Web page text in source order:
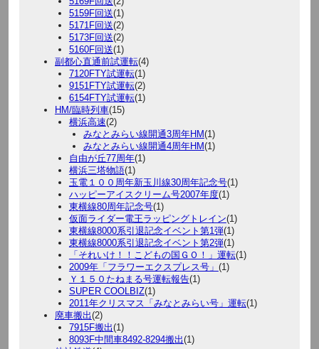
5159F回送(1)
5171F回送(2)
5173F回送(2)
5160F回送(1)
副都心直通前試運転(4)
7120FTY試運転(1)
9151FTY試運転(2)
6154FTY試運転(1)
HM/臨時列車(15)
横浜高速(2)
みなとみらい線開通3周年HM(1)
みなとみらい線開通4周年HM(1)
自由が丘77周年(1)
横浜三塔物語(1)
玉電１００周年新玉川線30周年記念号(1)
ハッピーアイスクリーム号2007年度(1)
東横線80周年記念号(1)
仮面ライダー電王ラッピングトレイン(1)
東横線8000系引退記念イベント第1弾(1)
東横線8000系引退記念イベント第2弾(1)
「それいけ！！こどもの国ＧＯ！」運転(1)
2009年「フラワーエクスプレス号」 (1)
Ｙ１５０たねまる号運転報告(1)
SUPER COOLBIZ(1)
2011年クリスマス「みなとみらい号」運転(1)
廃車搬出(2)
7915F搬出(1)
8093F中間車8492-8294搬出(1)